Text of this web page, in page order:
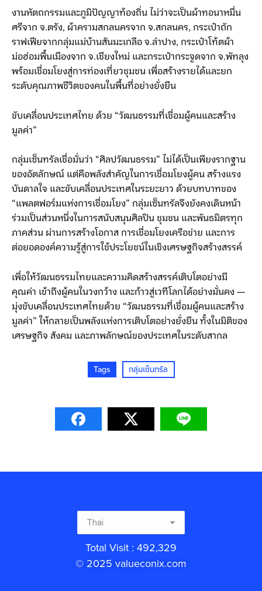
งานหัตถกรรมและภูมิปัญญาท้องถิ่น ไม่ว่าจะเป็นผ้าทอนาหมื่น
ศรีจาก จ.ตรัง, ผ้าครามสกลนครจาก จ.สกลนคร, กระเป๋าถัก
ราฟเฟียจากกลุ่มแม่บ้านสันมะเกลือ จ.ลำปาง, กระเป๋าโท้ตผ้า
ม่อฮ่อมพื้นเมืองจาก จ.เชียงใหม่ และกระเป๋ากระจูดจาก จ.พัทลุง
พร้อมเชื่อมโยงสู่การท่องเที่ยวชุมชน เพื่อสร้างรายได้และยก
ระดับคุณภาพชีวิตของคนในพื้นที่อย่างยั่งยืน
ขับเคลื่อนประเทศไทย ด้วย “วัฒนธรรมที่เชื่อมผู้คนและสร้าง
มูลค่า”
กลุ่มเซ็นทรัลเชื่อมั่นว่า “ศิลปวัฒนธรรม” ไม่ได้เป็นเพียงรากฐาน
ของอัตลักษณ์ แต่คือพลังสำคัญในการเชื่อมโยงผู้คน สร้างแรง
บันดาลใจ และขับเคลื่อนประเทศในระยะยาว ด้วยบทบาทของ
“แพลตฟอร์มแห่งการเชื่อมโยง” กลุ่มเซ็นทรัลจึงยังคงเดินหน้า
ร่วมเป็นส่วนหนึ่งในการสนับสนุนศิลปิน ชุมชน และพันธมิตรทุก
ภาคส่วน ผ่านการสร้างโอกาส การเชื่อมโยงเครือข่าย และการ
ต่อยอดองค์ความรู้สู่การใช้ประโยชน์ในเชิงเศรษฐกิจสร้างสรรค์
เพื่อให้วัฒนธรรมไทยและความคิดสร้างสรรค์เติบโตอย่างมี
คุณค่า เข้าถึงผู้คนในวงกว้าง และก้าวสู่เวทีโลกได้อย่างมั่นคง —
มุ่งขับเคลื่อนประเทศไทยด้วย “วัฒนธรรมที่เชื่อมผู้คนและสร้าง
มูลค่า” ให้กลายเป็นพลังแห่งการเติบโตอย่างยั่งยืน ทั้งในมิติของ
เศรษฐกิจ สังคม และภาพลักษณ์ของประเทศในระดับสากล
Tags กลุ่มเซ็นทรัล
Total Visit : 492,329
© 2025 valueconix.com